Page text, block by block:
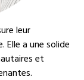
leur
a une solide
et